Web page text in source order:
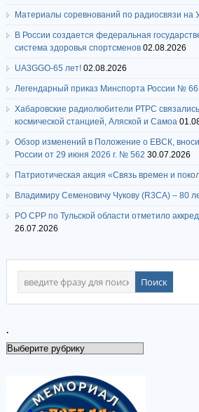
Материалы соревнований по радиосвязи на
В России создается федеральная
система здоровья спортсменов 02.08.2026
UA3GGO-65 лет! 02.08.2026
Легендарный приказ Минспорта России №
Хабаровские радиолюбители РТРС
космической станцией, Аляской и Самоа
Обзор изменений в Положение о ЕВСК,
России от 29 июня 2026 г. № 562 30.07.2026
Патриотическая акция «Связь времен и
Владимиру Семеновичу Чукову (R3CA) – 80
РО СРР по Тульской области отметило
26.07.2026
.